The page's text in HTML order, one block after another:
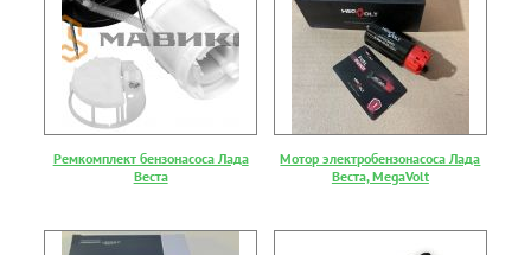
Ремкомплект бензонасоса Лада
Веста
Мотор электробензонасоса Лада
Веста, MegaVolt